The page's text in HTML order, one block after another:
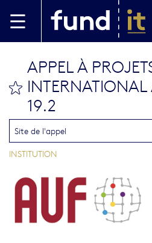
bookmark this
APPEL À
19.2
Site de l'appel
INSTITUTION